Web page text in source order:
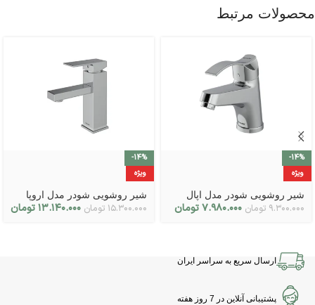
محصولات مرتبط
-14%
ویژه
شیر روشویی شودر مدل اپال
۹.۳۰۰.۰۰۰ تومان ۷.۹۸۰.۰۰۰تومان
-14%
ویژه
شیر روشویی شودر مدل اروپا
۱۵.۳۰۰.۰۰۰ تومان ۱۳.۱۴۰.۰۰۰تومان
ارسال سریع به سراسر ایران
پشتیبانی آنلاین در 7 روز هفته